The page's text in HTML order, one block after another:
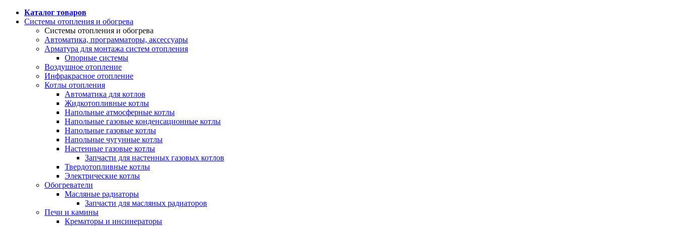
Каталог товаров
Системы отопления и обогрева
Системы отопления и обогрева
Автоматика, программаторы, аксессуары
Арматура для монтажа систем отопления
Опорные системы
Воздушное отопление
Инфракрасное отопление
Котлы отопления
Автоматика для котлов
Жидкотопливные котлы
Напольные атмосферные котлы
Напольные газовые конденсационные котлы
Напольные газовые котлы
Напольные чугунные котлы
Настенные газовые котлы
Запчасти для настенных газовых котлов
Твердотопливные котлы
Электрические котлы
Обогреватели
Масляные радиаторы
Запчасти для масляных радиаторов
Печи и камины
Крематоры и инсинераторы